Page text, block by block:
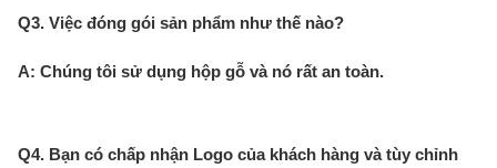
Q3. Việc đóng gói sản phẩm như thế nào?
A: Chúng tôi sử dụng hộp gỗ và nó rất an toàn.
Q4. Bạn có chấp nhận Logo của khách hàng và tùy chỉnh